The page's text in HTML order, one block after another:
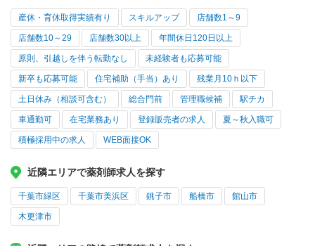
産休・育休取得実績有り スキルアップ 店舗数1～9
店舗数10～29 店舗数30以上 年間休日120日以上
原則、引越しを伴う転勤なし 未経験者も応募可能
新卒も応募可能 住宅補助（手当）あり 残業月10ｈ以下
土日休み（相談可含む） 総合門前 管理職候補 駅チカ
車通勤可 在宅業務あり 登録販売者の求人 夏～秋入職可
積極採用中の求人 WEB面接OK
近隣エリアで薬剤師求人を探す
千葉市緑区 千葉市美浜区 銚子市 船橋市 館山市
木更津市